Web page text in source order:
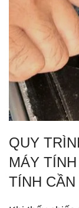
QUY
MÁY
TÍNH